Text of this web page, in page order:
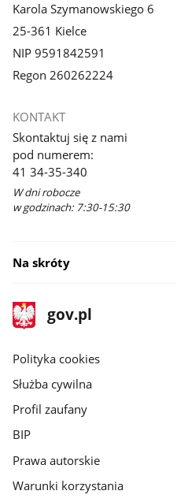
Karola Szymanowskiego 6
25-361 Kielce
NIP 9591842591
Regon 260262224
KONTAKT
Skontaktuj się z nami
pod numerem:
41 34-35-340
W dni robocze
w godzinach: 7:30-15:30
Na skróty
stopka
gov.pl
Strona
gov.pl
gov.pl
Polityka cookies
Służba cywilna
Profil zaufany
BIP
Prawa autorskie
Warunki korzystania